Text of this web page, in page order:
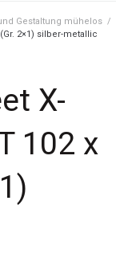
Gestaltung mühelos /
2×1) silber-metallic
X-
102 x